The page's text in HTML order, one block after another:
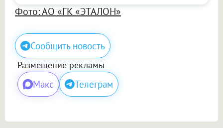
Фото: АО «ГК «ЭТАЛОН»
Сообщить новость
Размещение рекламы
Макс Телеграм